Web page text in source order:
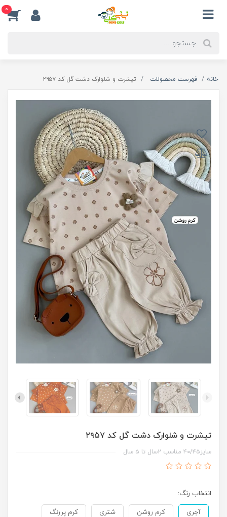
0
خانه فهرست محصولات تیشرت و شلوارک دشت گل کد ۲۹۵۷
تیشرت و شلوارک دشت گل کد ۲۹۵۷
سایز۴۰/۴۵ مناسب ۲سال تا ۵ سال
انتخاب رنگ:
آجری کرم روشن شتری کرم پررنگ